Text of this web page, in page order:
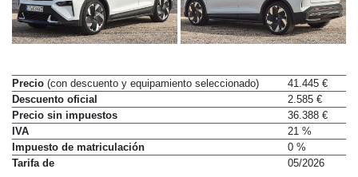
Precio(con descuento y equipamiento seleccionado)
41.445 €
Descuento oficial
2.585 €
Precio sin impuestos
36.388 €
IVA
21 %
Impuesto de matriculación
0 %